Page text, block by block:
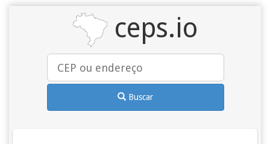
ceps.io
Buscar